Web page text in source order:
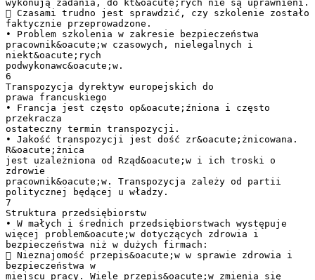
wykonują zadania, do kt&oacute;rych nie są uprawnieni.
 Czasami trudno jest sprawdzić, czy szkolenie zostało
faktycznie przeprowadzone.
• Problem szkolenia w zakresie bezpieczeństwa
pracownik&oacute;w czasowych, nielegalnych i
niekt&oacute;rych
podwykonawc&oacute;w.
6
Transpozycja dyrektyw europejskich do
prawa francuskiego
• Francja jest często op&oacute;źniona i często
przekracza
ostateczny termin transpozycji.
• Jakość transpozycji jest dość zr&oacute;żnicowana.
R&oacute;żnica
jest uzależniona od Rząd&oacute;w i ich troski o
zdrowie
pracownik&oacute;w. Transpozycja zależy od partii
politycznej będącej u władzy.
7
Struktura przedsiębiorstw
• W małych i średnich przedsiębiorstwach występuje
więcej problem&oacute;w dotyczących zdrowia i
bezpieczeństwa niż w dużych firmach:
 Nieznajomość przepis&oacute;w w sprawie zdrowia i
bezpieczeństwa w
miejscu pracy. Wiele przepis&oacute;w zmienia się